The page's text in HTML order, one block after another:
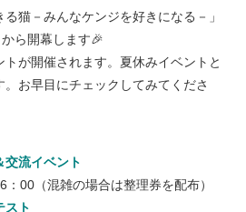
猫－みんなケンジを好きになる－」
ら開幕します🎉
が開催されます。夏休みイベントと
お早目にチェックしてみてくださ
流イベント
00（混雑の場合は整理券を配布）
スト